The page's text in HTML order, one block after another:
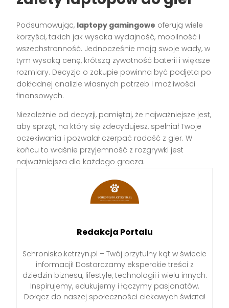
Podsumowując, laptopy gamingowe oferują wiele
korzyści, takich jak wysoka wydajność, mobilność i
wszechstronność. Jednocześnie mają swoje wady, w
tym wysoką cenę, krótszą żywotność baterii i większe
rozmiary. Decyzja o zakupie powinna być podjęta po
dokładnej analizie własnych potrzeb i możliwości
finansowych.
Niezależnie od decyzji, pamiętaj, że najważniejsze jest,
aby sprzęt, na który się zdecydujesz, spełniał Twoje
oczekiwania i pozwalał czerpać radość z gier. W
końcu to właśnie przyjemność z rozgrywki jest
najważniejsza dla każdego gracza.
Redakcja Portalu
Schronisko.ketrzyn.pl – Twój przytulny kąt w świecie
informacji! Dostarczamy eksperckie treści z
dziedzin biznesu, lifestyle, technologii i wielu innych.
Inspirujemy, edukujemy i łączymy pasjonatów.
Dołącz do naszej społeczności ciekawych świata!